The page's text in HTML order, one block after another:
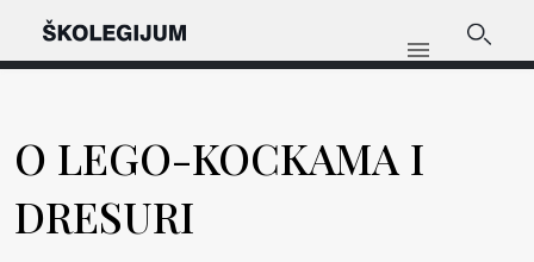
O LEGO-KOCKAMA I
DRESURI